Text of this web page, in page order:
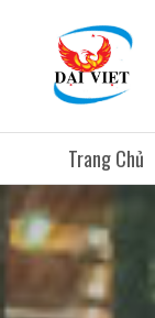
content
Trang Chủ